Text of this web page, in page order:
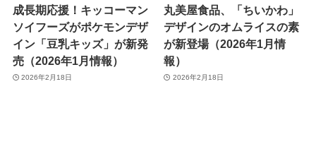
成長期応援！キッコーマン
ソイフーズがポケモンデザ
イン「豆乳キッズ」が新発
売（2026年1月情報）
2026年2月18日
丸美屋食品、「ちいかわ」
デザインのオムライスの素
が新登場（2026年1月情
報）
2026年2月18日